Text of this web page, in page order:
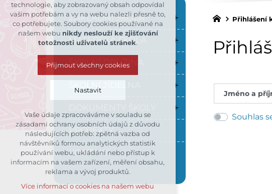
ZÁKLADNÍ ŠKOLA
MATEŘSKÁ ŠKOLA
ŠKOLNÍ DRUŽINA
ŠKOLNÍ JÍDELNA
PROJEKTY
KONTAKT
Přihlášení
Jméno a
Souhlas
technologie, aby zobrazovaný obsah odpovídal
vašim potřebám a vy na webu nalezli přesně to,
co potřebujete. Soubory cookies používané na
našem webu nikdy neslouží ke zjišťování
totožnosti uživatelů stránek.
Přijmout všechny cookies
Nastavit
Technická cookies
nutná pro provozování webu
udržení kontextu stránek (session):
případná přihlášení, volby jazyka,
apod.
analytická pro anonymizované
Vaše údaje zpracováváme v souladu se
zásadami ochrany osobních údajů z důvodu
následujících potřeb: zpětná vazba od
návštěvníků formou analytických statistik
používání webu, ukládání nebo přístup k
informacím na vašem zařízení, měření obsahu,
reklama a vývoj produktů.
Více informací o cookies na našem webu